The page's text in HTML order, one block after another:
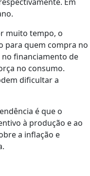
muito tempo, o
para quem compra no
financiamento de
no consumo.
dificultar a
é que o
à produção e ao
a inflação e